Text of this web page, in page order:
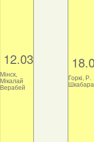
12.03
Мінск,
Мікалай
Верабей
Горкі, Р.
Шкабара